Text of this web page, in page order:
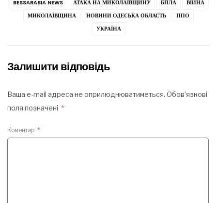
BESSARABIA NEWS АТАКА НА МИКОЛАЇВЩИНУ БПЛА
ВІЙНА
МИКОЛАЇВЩИНА
НОВИНИ ОДЕСЬКА ОБЛАСТЬ
ППО
УКРАЇНА
Залишити відповідь
Ваша e-mail адреса не оприлюднюватиметься. Обов’язкові
поля позначені *
Коментар *